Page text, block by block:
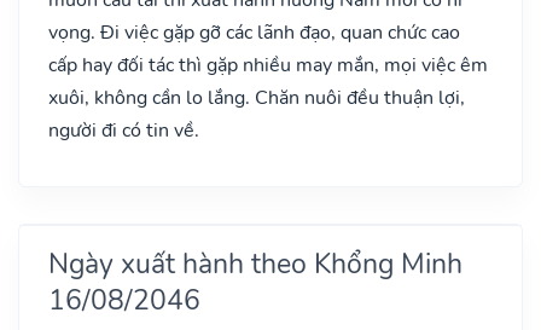
vọng. Đi việc gặp gỡ các lãnh đạo, quan chức cao
cấp hay đối tác thì gặp nhiều may mắn, mọi việc êm
xuôi, không cần lo lắng. Chăn nuôi đều thuận lợi,
người đi có tin về.
Ngày xuất hành theo Khổng Minh
16/08/2046